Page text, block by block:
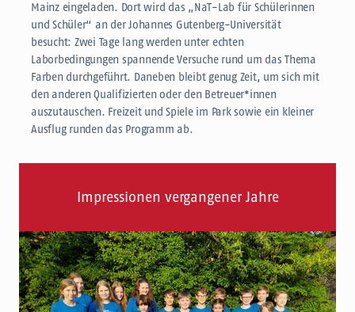
Mainz eingeladen. Dort wird das „NaT-Lab für Schülerinnen
und Schüler“ an der Johannes Gutenberg-Universität
besucht: Zwei Tage lang werden unter echten
Laborbedingungen spannende Versuche rund um das Thema
Farben durchgeführt. Daneben bleibt genug Zeit, um sich mit
den anderen Qualifizierten oder den Betreuer*innen
auszutauschen. Freizeit und Spiele im Park sowie ein kleiner
Ausflug runden das Programm ab.
Impressionen vergangener Jahre